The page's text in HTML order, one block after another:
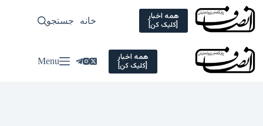
Skip
content
همه اخبار
[کلیک کن] خانه سیاسی
جستجو
همه اخبار
[کلیک کن] Menu